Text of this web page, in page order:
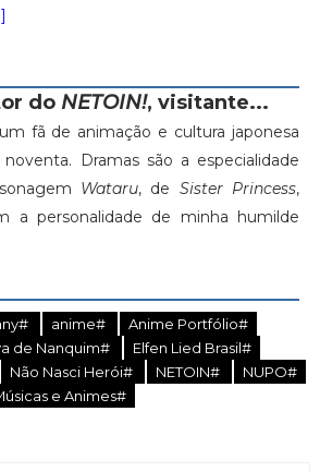
do NETOIN!, visitante...
fã de animação e cultura japonesa
Dramas são a especialidade
Wataru, de Sister Princess,
a personalidade de minha humilde
anime#
Anime Portfólio#
de Nanquim#
Elfen Lied Brasil#
Não Nasci Herói# NETOIN#
NUPO#
e Animes#